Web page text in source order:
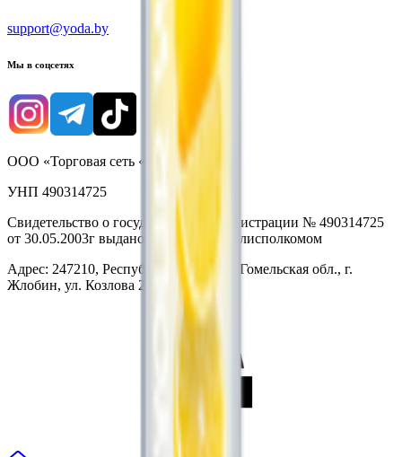
support@yoda.by
Мы в соцсетях
ООО «Торговая сеть «Продмир»
УНП 490314725
Свидетельство о государственной регистрации № 490314725
от 30.05.2003г выдано Гомельским облисполкомом
Адрес: 247210, Республика Беларусь, Гомельская обл., г.
Жлобин, ул. Козлова 2-А